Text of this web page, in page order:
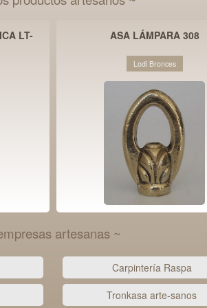
LT- ASA LÁMPARA 308
Lodi Bronces
artesanas ~
Carpintería Raspa
Tronkasa arte-sanos